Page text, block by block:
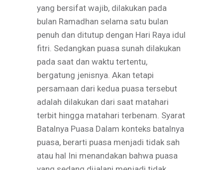
yang bersifat wajib, dilakukan pada
bulan Ramadhan selama satu bulan
penuh dan ditutup dengan Hari Raya idul
fitri. Sedangkan puasa sunah dilakukan
pada saat dan waktu tertentu,
bergatung jenisnya. Akan tetapi
persamaan dari kedua puasa tersebut
adalah dilakukan dari saat matahari
terbit hingga matahari terbenam. Syarat
Batalnya Puasa Dalam konteks batalnya
puasa, berarti puasa menjadi tidak sah
atau hal Ini menandakan bahwa puasa